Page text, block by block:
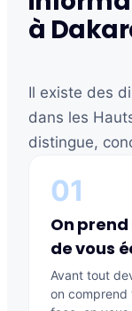
à
Il existe des
dans les
distingue,
01
On
de vous
Avant tout
on comprend